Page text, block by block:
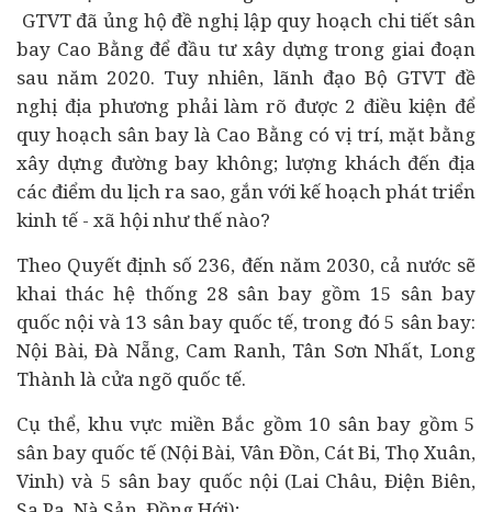
GTVT đã ủng hộ đề nghị lập quy hoạch chi tiết sân
bay Cao Bằng để đầu tư xây dựng trong giai đoạn
sau năm 2020. Tuy nhiên, lãnh đạo Bộ GTVT đề
nghị địa phương phải làm rõ được 2 điều kiện để
quy hoạch sân bay là Cao Bằng có vị trí, mặt bằng
xây dựng đường bay không; lượng khách đến địa
các điểm du lịch ra sao, gắn với kế hoạch phát triển
kinh tế - xã hội như thế nào?
Theo Quyết định số 236, đến năm 2030, cả nước sẽ
khai thác hệ thống 28 sân bay gồm 15 sân bay
quốc nội và 13 sân bay quốc tế, trong đó 5 sân bay:
Nội Bài, Đà Nẵng, Cam Ranh, Tân Sơn Nhất, Long
Thành là cửa ngõ quốc tế.
Cụ thể, khu vực miền Bắc gồm 10 sân bay gồm 5
sân bay quốc tế (Nội Bài, Vân Đồn, Cát Bi, Thọ Xuân,
Vinh) và 5 sân bay quốc nội (Lai Châu, Điện Biên,